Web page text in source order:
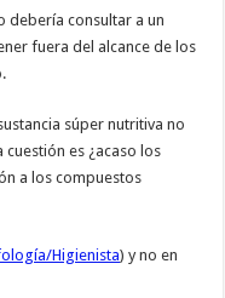
debería consultar a un
fuera del alcance de los
súper nutritiva no
es ¿acaso los
a los compuestos
Higienista) y no en